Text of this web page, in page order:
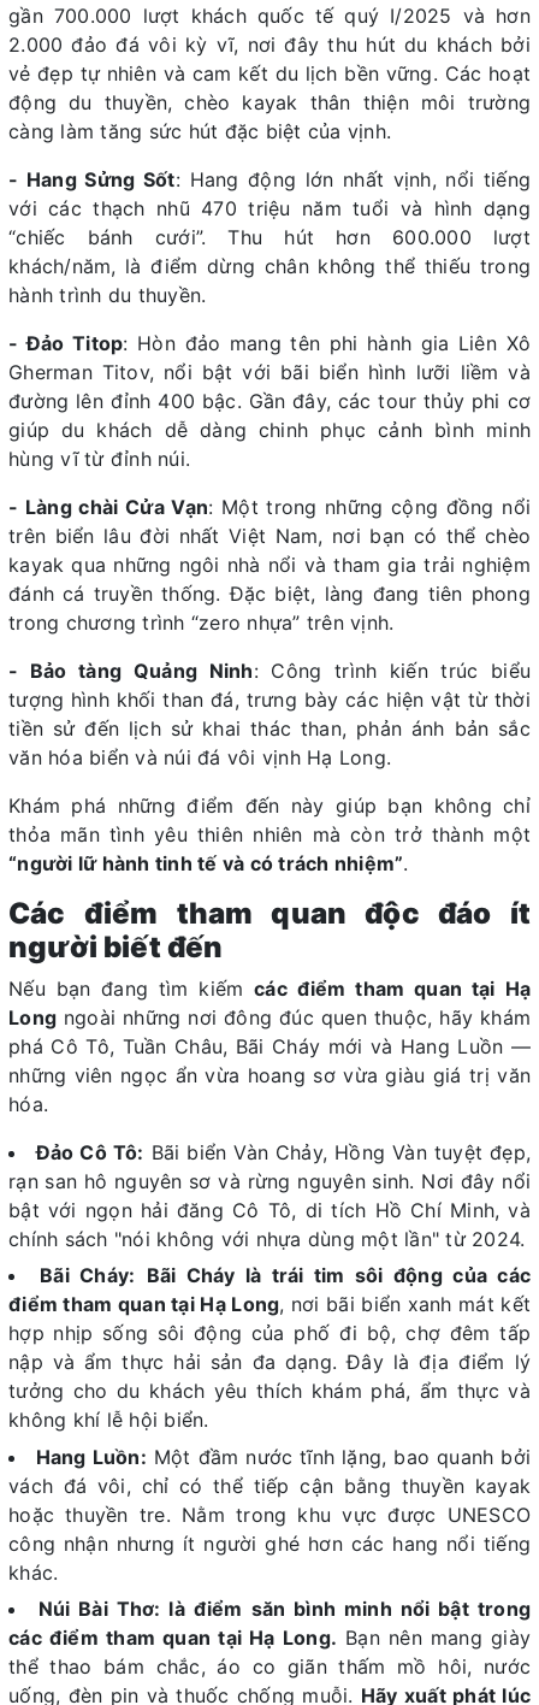
gần 700.000 lượt khách quốc tế quý I/2025 và hơn
2.000 đảo đá vôi kỳ vĩ, nơi đây thu hút du khách bởi
vẻ đẹp tự nhiên và cam kết du lịch bền vững. Các hoạt
động du thuyền, chèo kayak thân thiện môi trường
càng làm tăng sức hút đặc biệt của vịnh.
- Hang Sửng Sốt: Hang động lớn nhất vịnh, nổi tiếng
với các thạch nhũ 470 triệu năm tuổi và hình dạng
“chiếc bánh cưới”. Thu hút hơn 600.000 lượt
khách/năm, là điểm dừng chân không thể thiếu trong
hành trình du thuyền.
- Đảo Titop: Hòn đảo mang tên phi hành gia Liên Xô
Gherman Titov, nổi bật với bãi biển hình lưỡi liềm và
đường lên đỉnh 400 bậc. Gần đây, các tour thủy phi cơ
giúp du khách dễ dàng chinh phục cảnh bình minh
hùng vĩ từ đỉnh núi.
- Làng chài Cửa Vạn: Một trong những cộng đồng nổi
trên biển lâu đời nhất Việt Nam, nơi bạn có thể chèo
kayak qua những ngôi nhà nổi và tham gia trải nghiệm
đánh cá truyền thống. Đặc biệt, làng đang tiên phong
trong chương trình “zero nhựa” trên vịnh.
- Bảo tàng Quảng Ninh: Công trình kiến trúc biểu
tượng hình khối than đá, trưng bày các hiện vật từ thời
tiền sử đến lịch sử khai thác than, phản ánh bản sắc
văn hóa biển và núi đá vôi vịnh Hạ Long.
Khám phá những điểm đến này giúp bạn không chỉ
thỏa mãn tình yêu thiên nhiên mà còn trở thành một
“người lữ hành tinh tế và có trách nhiệm”.
Các điểm tham quan độc đáo ít
người biết đến
Nếu bạn đang tìm kiếmcác điểm tham quan tại Hạ
Long ngoài những nơi đông đúc quen thuộc, hãy khám
phá Cô Tô, Tuần Châu, Bãi Cháy mới và Hang Luồn —
những viên ngọc ẩn vừa hoang sơ vừa giàu giá trị văn
hóa.
Đảo Cô Tô: Bãi biển Vàn Chảy, Hồng Vàn tuyệt đẹp,
rạn san hô nguyên sơ và rừng nguyên sinh. Nơi đây nổi
bật với ngọn hải đăng Cô Tô, di tích Hồ Chí Minh, và
chính sách "nói không với nhựa dùng một lần" từ 2024.
Bãi Cháy: Bãi Cháy là trái tim sôi động của các
điểm tham quan tại Hạ Long, nơi bãi biển xanh mát kết
hợp nhịp sống sôi động của phố đi bộ, chợ đêm tấp
nập và ẩm thực hải sản đa dạng. Đây là địa điểm lý
tưởng cho du khách yêu thích khám phá, ẩm thực và
không khí lễ hội biển.
Hang Luồn: Một đầm nước tĩnh lặng, bao quanh bởi
vách đá vôi, chỉ có thể tiếp cận bằng thuyền kayak
hoặc thuyền tre. Nằm trong khu vực được UNESCO
công nhận nhưng ít người ghé hơn các hang nổi tiếng
khác.
Núi Bài Thơ: là điểm săn bình minh nổi bật trong
các điểm tham quan tại Hạ Long. Bạn nên mang giày
thể thao bám chắc, áo co giãn thấm mồ hôi, nước
uống, đèn pin và thuốc chống muỗi. Hãy xuất phát lúc